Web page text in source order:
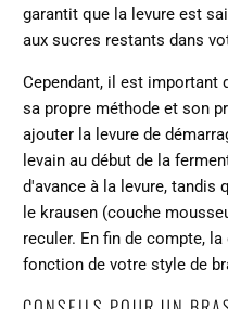
garantit que la levure est
aux sucres restants dans
Cependant, il est important
sa propre méthode et son
ajouter la levure de
levain au début de la
d'avance à la levure, tandis
le krausen (couche
reculer. En fin de compte,
fonction de votre style de